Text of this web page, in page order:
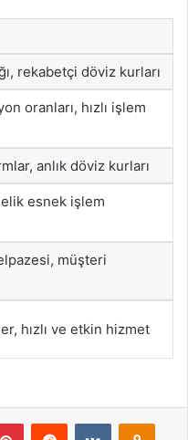
rekabetçi döviz kurları
oranları, hızlı işlem
anlık döviz kurları
esnek işlem
müşteri
hızlı ve etkin hizmet
PinterestReddit VKontakte